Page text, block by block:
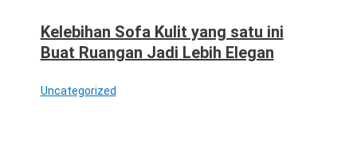
Kelebihan Sofa Kulit yang satu ini
Buat Ruangan Jadi Lebih Elegan
Uncategorized